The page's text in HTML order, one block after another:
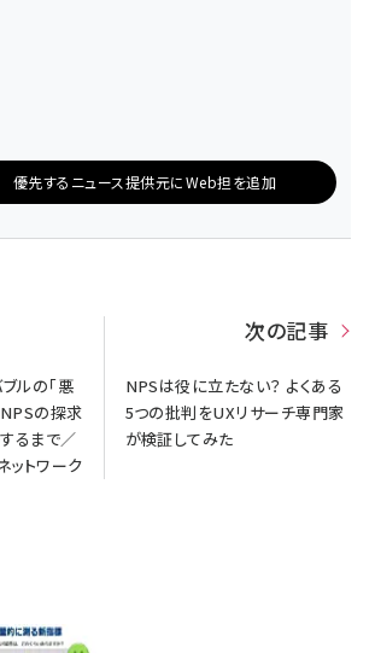
優先するニュース提供元にWeb担を追加
ルの「悪
NPSの探求
るまで／
ットワーク
次の記事
NPSは役に立たない？ よくある
5つの批判をUXリサーチ専門家
が検証してみた